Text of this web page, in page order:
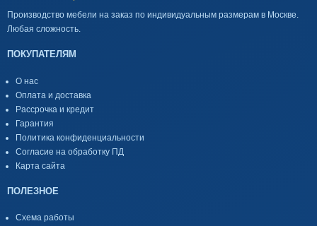
Производство мебели на заказ по индивидуальным размерам в Москве.
Любая сложность.
ПОКУПАТЕЛЯМ
О нас
Оплата и доставка
Рассрочка и кредит
Гарантия
Политика конфиденциальности
Согласие на обработку ПД
Карта сайта
ПОЛЕЗНОЕ
Схема работы